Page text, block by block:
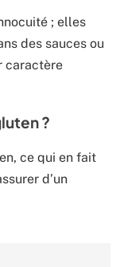
; elles
des sauces ou
caractère
?
ce qui en fait
d’un